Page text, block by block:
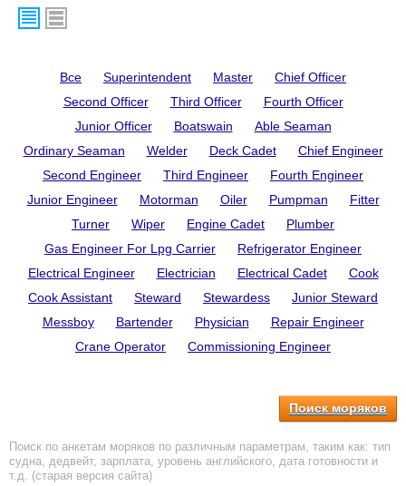
Все Superintendent Master
Chief Officer
Second Officer
Third Officer
Fourth Officer
Junior Officer
Boatswain
Able Seaman
Ordinary Seaman
Welder Deck Cadet
Chief Engineer
Second Engineer
Third Engineer
Fourth Engineer
Junior Engineer
Motorman Oiler Pumpman
Fitter
Turner
Wiper Engine Cadet
Plumber
Gas Engineer For Lpg Carrier
Refrigerator Engineer
Electrical Engineer
Electrician Electrical Cadet
Cook
Cook Assistant
Steward Stewardess
Junior Steward
Messboy
Bartender Physician
Repair Engineer
Crane Operator
Commissioning Engineer
Поиск моряков
Поиск по анкетам моряков по различным параметрам, таким как: тип
судна, дедвейт, зарплата, уровень английского, дата готовности и
т.д. (старая версия сайта)